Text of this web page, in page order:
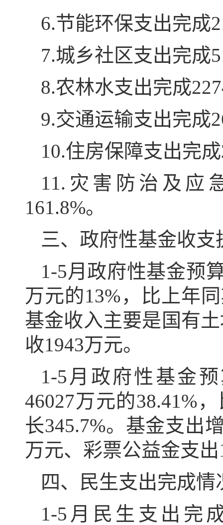
6.节能环保支出完成
7.城乡社区支出完成
8.农林水支出完成
9.交通运输支出完成
10.住房保障支出完
11.灾害防治及应
161.8%。
三、政府性基金收支
1-5月政府性基金预
万元的13%，比上年
基金收入主要是国有
收1943万元。
1-5月政府性基金
46027万元的38.41%
长345.7%。基金支出
万元、彩票公益金支
四、民生支出完成情
1-5月民生支出完